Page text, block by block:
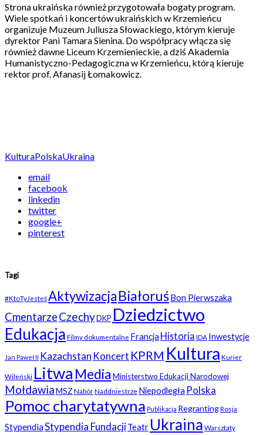
Strona ukraińska również przygotowała bogaty program.
Wiele spotkań i koncertów ukraińskich w Krzemieńcu
organizuje Muzeum Juliusza Słowackiego, którym kieruje
dyrektor Pani Tamara Sienina. Do współpracy włącza się
również dawne Liceum Krzemienieckie, a dziś Akademia
Humanistyczno-Pedagogiczna w Krzemieńcu, którą kieruje
rektor prof. Afanasij Łomakowicz.
KulturaPolskaUkraina
email
facebook
linkedin
twitter
google+
pinterest
Tagi
#KtoTyJesteśAktywizacjaBiałoruśBon Pierwszaka
CmentarzeCzechyDKP Dziedzictwo
Edukacja Filmy dokumentalne Francja Historia IDA Inwestycje
Jan Paweł II Kazachstan Koncert KPRM Kultura Kurier
Wileński Litwa MediaMinisterstwo Edukacji Narodowej
MołdawiaMSZ NabórNaddniestrze Niepodległa Polska
Pomoc charytatywna Publikacja RegrantingRosja
StypendiaStypendia FundacjiTeatr Ukraina Warsztaty